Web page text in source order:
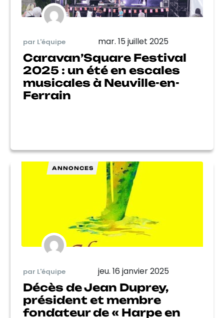
par L'équipe mar. 15 juillet 2025
Caravan’Square Festival
2025 : un été en escales
musicales à Neuville-en-
Ferrain
ANNONCES
par L'équipe jeu. 16 janvier 2025
Décès de Jean Duprey,
président et membre
fondateur de « Harpe en